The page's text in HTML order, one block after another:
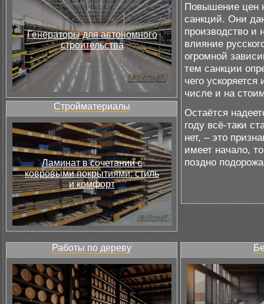
Генераторы для автономного
строительства
Стройматериалы
Ламинат в сочетании с
ковровыми покрытиями: стиль
и комфорт
Повышение цен
санкций. Они
производство и
влияние
огромной
тем санкции
чего
числе и на
Остаётся
году всё-таки
нет, – это
имеет начало,
поздно
Работы по дереву